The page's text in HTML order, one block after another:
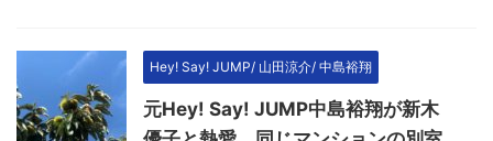
Hey! Say! JUMP/ 山田涼介/ 中島裕翔
元Hey! Say! JUMP中島裕翔が新木